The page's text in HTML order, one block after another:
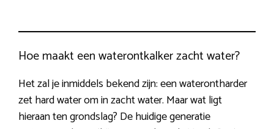
Hoe maakt een waterontkalker zacht water?
Het zal je inmiddels bekend zijn: een waterontharder
zet hard water om in zacht water. Maar wat ligt
hieraan ten grondslag? De huidige generatie